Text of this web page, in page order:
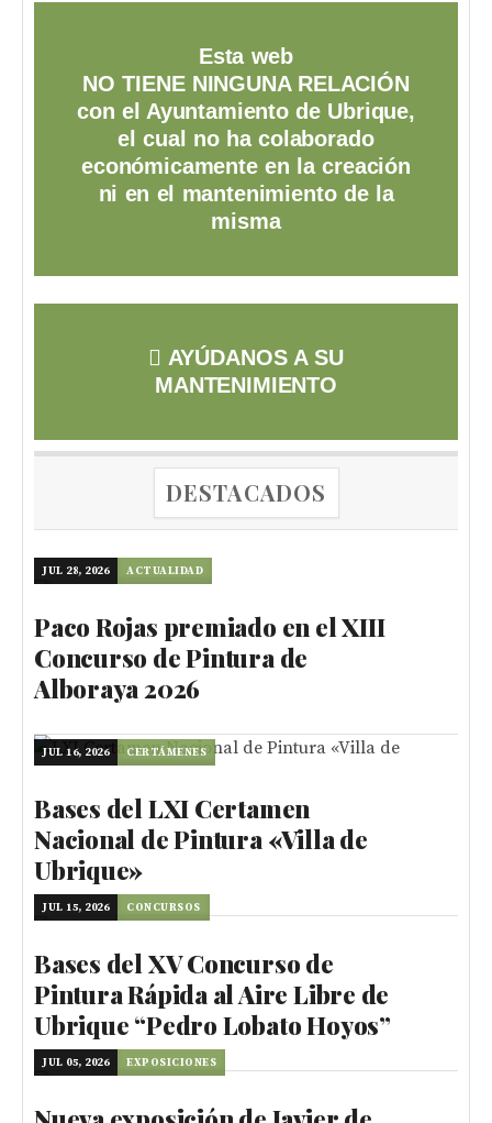
Esta web
NO TIENE NINGUNA RELACIÓN
con el Ayuntamiento de Ubrique,
el cual no ha colaborado
económicamente en la creación
ni en el mantenimiento de la
misma
AYÚDANOS A SU
MANTENIMIENTO
DESTACADOS
JUL 28, 2026 ACTUALIDAD
Paco Rojas premiado en el XIII
Concurso de Pintura de
Alboraya 2026
JUL 16, 2026 CERTÁMENES
Bases del LXI Certamen
Nacional de Pintura «Villa de
Ubrique»
JUL 15, 2026 CONCURSOS
Bases del XV Concurso de
Pintura Rápida al Aire Libre de
Ubrique “Pedro Lobato Hoyos”
JUL 05, 2026 EXPOSICIONES